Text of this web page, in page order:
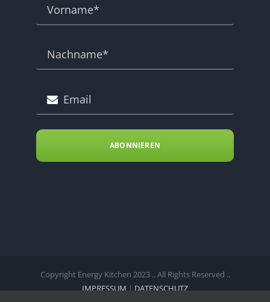
ABONNIEREN
Copyright Energy Kitchen 2023 .. All Rights Reserved ..
IMPRESSUM|DATENSCHUTZ